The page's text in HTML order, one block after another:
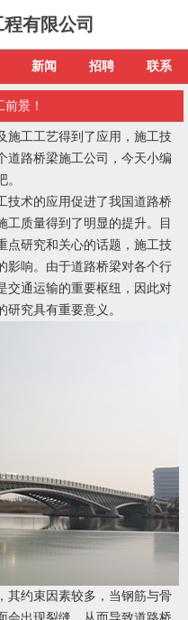
有限公司
新闻 招聘 联系
景！
施工工艺得到了应用，施工技
道路桥梁施工公司，今天小编
技术的应用促进了我国道路桥
工质量得到了明显的提升。目
点研究和关心的话题，施工技
影响。由于道路桥梁对各个行
交通运输的重要枢纽，因此对
究具有重要意义。
其约束因素较多，当钢筋与骨